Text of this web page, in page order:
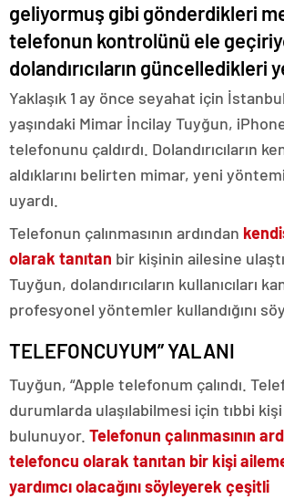
geliyormuş gibi gönderdikleri
telefonun kontrolünü ele
dolandırıcıların güncelledikleri
Yaklaşık 1 ay önce seyahat için
yaşındaki Mimar İncilay Tuyğun,
telefonunu çaldırdı. Dolandırıcıların
aldıklarını belirten mimar, yeni
uyardı.
Telefonun çalınmasının ardından
olarak tanıtan bir kişinin ailesine
Tuyğun, dolandırıcıların kullanıcıları
profesyonel yöntemler kullandığını
TELEFONCUYUM” YALANI
Tuyğun, “Apple telefonum çalındı.
durumlarda ulaşılabilmesi için tıbbi kişi
bulunuyor. Telefonun çalınmasının
telefoncu olarak tanıtan bir kişi
yardımcı olacağını söyleyerek çeşitli